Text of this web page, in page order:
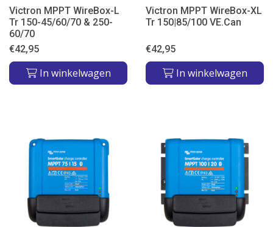
Victron MPPT WireBox-L
Tr 150-45/60/70 & 250-
60/70
€42,95
In winkelwagen
Victron MPPT WireBox-XL
Tr 150|85/100 VE.Can
€42,95
In winkelwagen